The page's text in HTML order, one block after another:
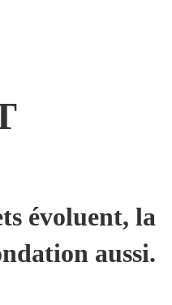
évoluent, la
aussi.